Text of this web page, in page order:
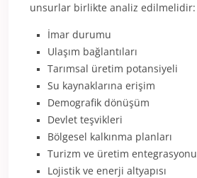
unsurlar birlikte analiz edilmelidir:
İmar durumu
Ulaşım bağlantıları
Tarımsal üretim potansiyeli
Su kaynaklarına erişim
Demografik dönüşüm
Devlet teşvikleri
Bölgesel kalkınma planları
Turizm ve üretim entegrasyonu
Lojistik ve enerji altyapısı